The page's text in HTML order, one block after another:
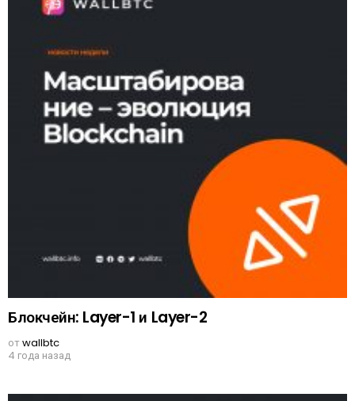
Блокчейн: Layer-1 и Layer-2
отwallbtc
4 года назад